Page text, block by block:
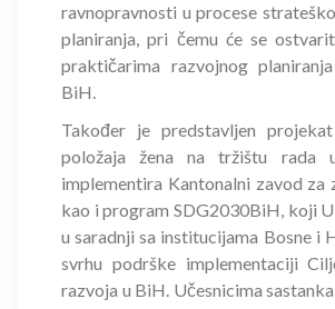
ravnopravnosti u procese
planiranja, pri čemu će se
praktičarima razvojnog
BiH.
Također je predstavljen projekat
položaja žena na tržištu rada
implementira Kantonalni zavod za
kao i program SDG2030BiH, koji
u saradnji sa institucijama Bosne i
svrhu podrške implementaciji
razvoja u BiH. Učesnicima